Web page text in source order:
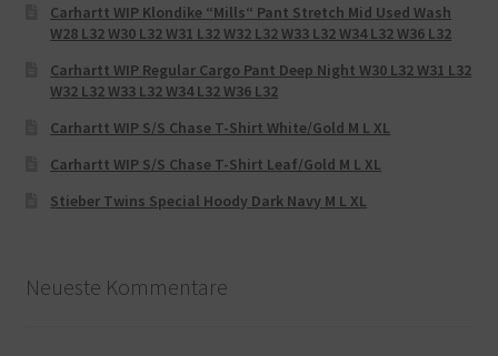
Carhartt WIP Klondike “Mills“ Pant Stretch Mid Used Wash
W28 L32 W30 L32 W31 L32 W32 L32 W33 L32 W34 L32 W36 L32
Carhartt WIP Regular Cargo Pant Deep Night W30 L32 W31 L32
W32 L32 W33 L32 W34 L32 W36 L32
Carhartt WIP S/S Chase T-Shirt White/Gold M L XL
Carhartt WIP S/S Chase T-Shirt Leaf/Gold M L XL
Stieber Twins Special Hoody Dark Navy M L XL
Neueste Kommentare